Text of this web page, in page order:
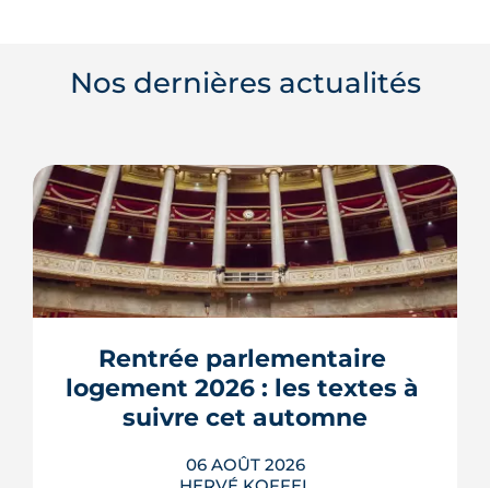
Nos dernières actualités
Rentrée parlementaire
logement 2026 : les textes à
suivre cet automne
06 AOÛT 2026